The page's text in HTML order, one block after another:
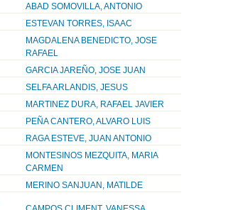
ABAD SOMOVILLA, ANTONIO
ESTEVAN TORRES, ISAAC
MAGDALENA BENEDICTO, JOSE
RAFAEL
GARCIA JAREÑO, JOSE JUAN
SELFA ARLANDIS, JESUS
MARTINEZ DURA, RAFAEL JAVIER
PEÑA CANTERO, ALVARO LUIS
RAGA ESTEVE, JUAN ANTONIO
MONTESINOS MEZQUITA, MARIA
CARMEN
MERINO SANJUAN, MATILDE